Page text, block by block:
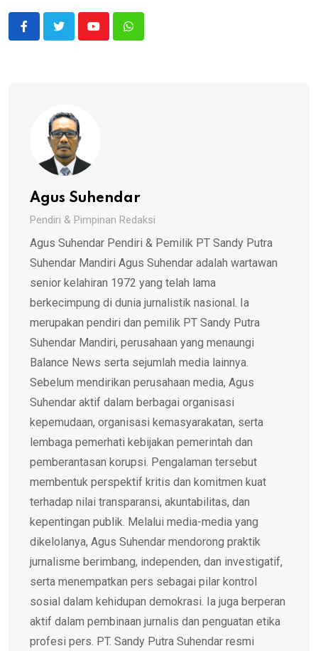
YoutubeWhatsapp
Agus Suhendar
Pendiri & Pimpinan Redaksi
Agus Suhendar Pendiri & Pemilik PT Sandy Putra
Suhendar Mandiri Agus Suhendar adalah wartawan
senior kelahiran 1972 yang telah lama
berkecimpung di dunia jurnalistik nasional. Ia
merupakan pendiri dan pemilik PT Sandy Putra
Suhendar Mandiri, perusahaan yang menaungi
Balance News serta sejumlah media lainnya.
Sebelum mendirikan perusahaan media, Agus
Suhendar aktif dalam berbagai organisasi
kepemudaan, organisasi kemasyarakatan, serta
lembaga pemerhati kebijakan pemerintah dan
pemberantasan korupsi. Pengalaman tersebut
membentuk perspektif kritis dan komitmen kuat
terhadap nilai transparansi, akuntabilitas, dan
kepentingan publik. Melalui media-media yang
dikelolanya, Agus Suhendar mendorong praktik
jurnalisme berimbang, independen, dan investigatif,
serta menempatkan pers sebagai pilar kontrol
sosial dalam kehidupan demokrasi. Ia juga berperan
aktif dalam pembinaan jurnalis dan penguatan etika
profesi pers. PT. Sandy Putra Suhendar resmi